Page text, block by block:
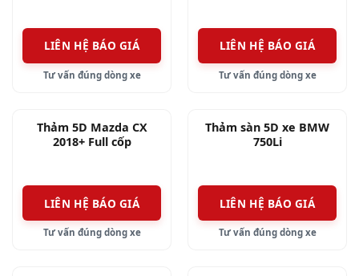
3008. Lớp sợi rối được ghim bằng các nút gài, có
thể tháo rời để vệ sinh dễ dàng, bụi bẩm chứa
trong lớp sợi rối nên luôn giữ cho sàn xe được
Ô Tô Tuấn cung cấp thảm 5D cho tất cả các dòng
cho xế yêu vui lòng liên hệ với Ô Tô Tuấn theo
thông tin dưới đây:
LIÊN HỆ BÁO GIÁ
Tư vấn đúng dòng xe
LIÊN HỆ BÁO GIÁ
Tư vấn đúng dòng xe
Thảm 5D Mazda CX
2018+ Full cốp
LIÊN HỆ BÁO GIÁ
Tư vấn đúng dòng xe
Thảm sàn 5D xe BMW
750Li
LIÊN HỆ BÁO GIÁ
Tư vấn đúng dòng xe